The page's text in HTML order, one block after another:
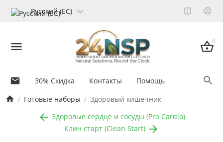
Русский (ЕС)
0
30% Скидка Контакты
Помощь
Готовые наборы
Здоровый кишечник
Здоровые сердце и сосуды (Pro Cardio)
Клин старт (Clean Start)